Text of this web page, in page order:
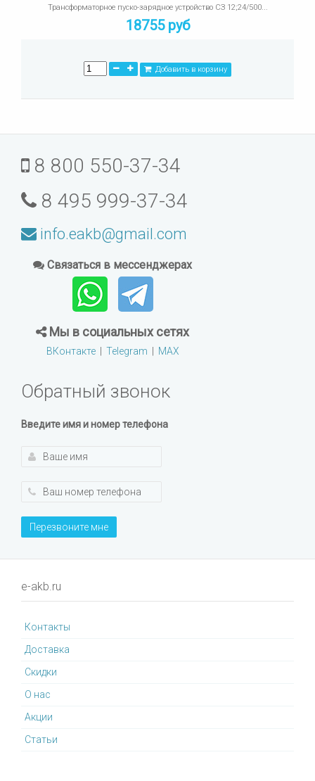
Трансформаторное пуско-зарядное устройство СЗ 12;24/500...
18755 руб
Добавить в корзину
8 800 550-37-34
8 495 999-37-34
info.eakb@gmail.com
Связаться в мессенджерах
Мы в социальных сетях
ВКонтакте| Telegram | MAX
Обратный звонок
Введите имя и номер телефона
Перезвоните мне
e-akb.ru
Контакты
Доставка
Cкидки
О нас
Акции
Статьи